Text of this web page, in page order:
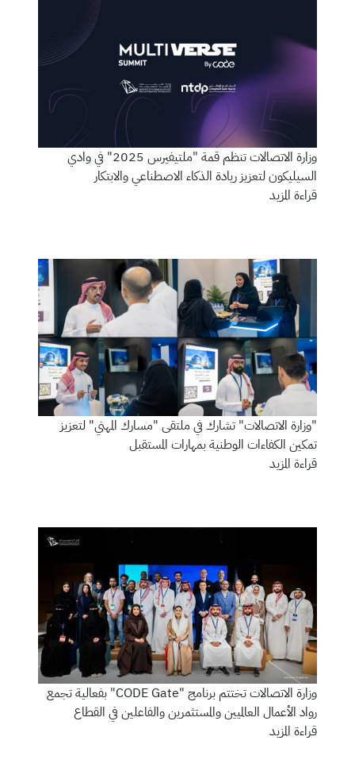
وزارة الاتصالات تنظم قمة "ملتيفيرس 2025" في وادي
السيليكون لتعزيز ريادة الذكاء الاصطناعي والابتكار
قراءة المزيد
"وزارة الاتصالات" تشارك في ملتقى "مسارك المهني" لتعزيز
تمكين الكفاءات الوطنية بمهارات المستقبل
قراءة المزيد
وزارة الاتصالات تختتم برنامج "CODE Gate" بفعالية تجمع
رواد الأعمال العالميين والمستثمرين والفاعلين في القطاع
قراءة المزيد